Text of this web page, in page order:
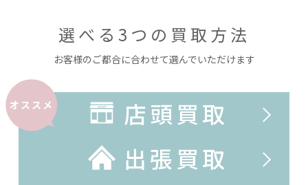
選べる3つの買取方法
お客様のご都合に合わせて選んでいただけます
オススメ
店頭買取
出張買取